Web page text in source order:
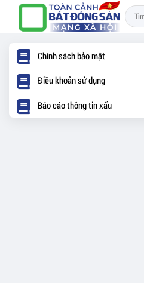
Chính sách bảo mật
Điều khoản sử dụng
Báo cáo thông tin xấu